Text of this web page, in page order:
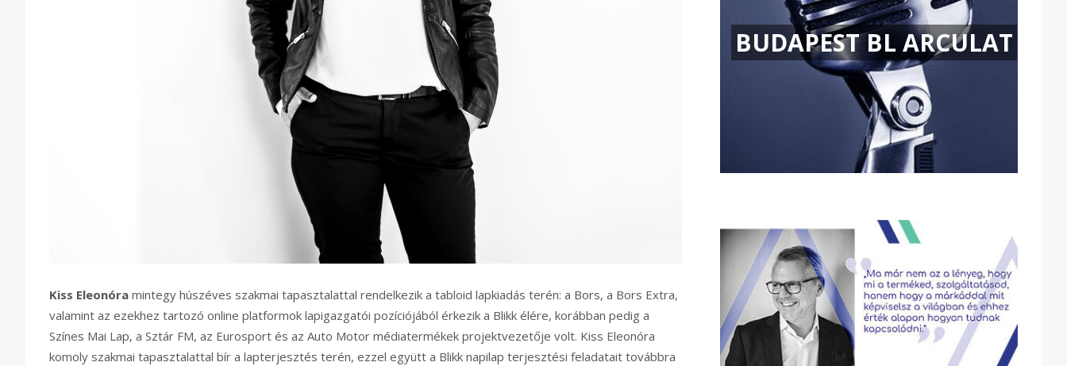
Kiss Eleonóra mintegy húszéves szakmai tapasztalattal rendelkezik a tabloid lapkiadás terén: a Bors, a Bors Extra,
valamint az ezekhez tartozó online platformok lapigazgatói pozíciójából érkezik a Blikk élére, korábban pedig a
Színes Mai Lap, a Sztár FM, az Eurosport és az Auto Motor médiatermékek projektvezetője volt. Kiss Eleonóra
komoly szakmai tapasztalattal bír a lapterjesztés terén, ezzel együtt a Blikk napilap terjesztési feladatait továbbra
BUDAPEST BL ARCULAT